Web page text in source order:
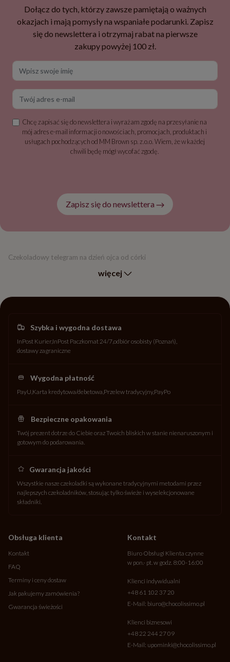
Dołącz do tych, którzy zawsze pamiętają o ważnych
okazjach i mają pomysły na wspaniałe podarunki. Zapisz
się do newslettera i otrzymaj rabat na pierwsze
zakupy powyżej 100 zł.
Chcę zapisać się do newslettera i wyrażam zgodę na przesyłanie na
mój adres e-mail informacji o nowościach, promocjach, produktach i
usługach pochodzących od MM Brown sp. z.o.o. Wiem, że w każdej
chwili będę mógł wycofać zgodę.
Zapisz się do newslettera
Czekoladowy telegram na dzień ojca od córki
więcej
Szybka i wygodna dostawa
InPost Kurier InPost Paczkomat 24/7odbiór osobisty (Poznań)
dostawy zagraniczne
Wygodna płatność
PayU Karta kredytowa/debetowa Przelew tradycyjny PayPo
Bezpieczne opakowania
Twój prezent dotrze do Ciebie oraz Twoich bliskich w stanie nienaruszonym i
gotowym do podarowania.
Gwarancja jakości
Wszystkie nasze czekoladki są wykonane tradycyjnymi metodami przez
najlepszych czekoladników, stosując tylko świeże i wyselekcjonowane
składniki.
Obsługa klienta
Kontakt
FAQ
Terminy i ceny dostaw
Jak pakujemy zamówienia?
Gwarancja świeżości
Kontakt
Biuro Obsługi Klienta czynne
w pon.- pt. w godz. 8:00-16:00
Klienci indywidualni
+48 61 102 37 20
E-Mail: biuro@chocolissimo.pl
Klienci biznesowi
+48 22 244 27 09
E-Mail: upominki@chocolissimo.pl